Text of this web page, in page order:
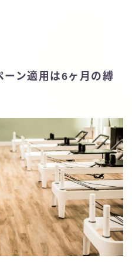
ーン適用は6ヶ月の縛